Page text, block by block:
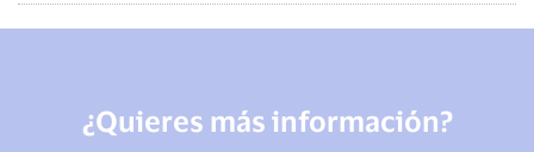
¿Quieres más información?